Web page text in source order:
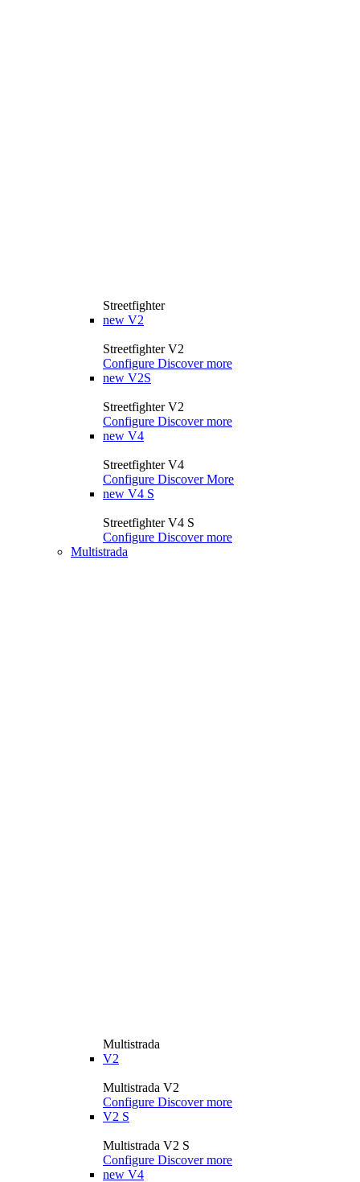
Streetfighter
new V2
Streetfighter V2
Configure Discover more
new V2S
Streetfighter V2
Configure Discover more
new V4
Streetfighter V4
Configure Discover More
new V4 S
Streetfighter V4 S
Configure Discover more
Multistrada
Multistrada
V2
Multistrada V2
Configure Discover more
V2 S
Multistrada V2 S
Configure Discover more
new V4